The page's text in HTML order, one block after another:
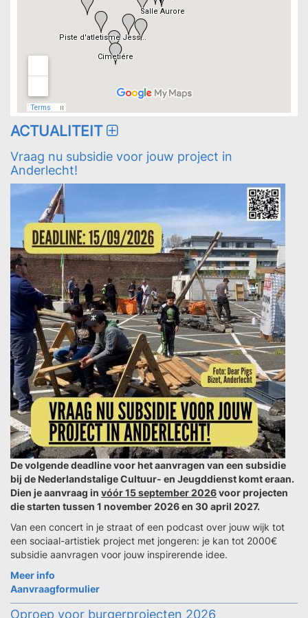
ACTUALITEIT
Vraag nu subsidie voor jouw project in
Anderlecht!
De volgende deadline voor het aanvragen van een subsidie
bij de Nederlandstalige Cultuur- en Jeugddienst komt eraan.
Dien je aanvraag in vóór 15 september 2026voor projecten
die starten tussen 1 november 2026 en 30 april 2027.
Van een concert in je straat of een podcast over jouw wijk tot
een sociaal-artistiek project met jongeren: je kan tot 2000€
subsidie aanvragen voor jouw inspirerende idee.
Meer info
Aanvraagformulier
Oproep voor burgerprojecten 2026